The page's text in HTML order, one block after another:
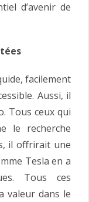
d’avenir de
facilement
Aussi, il
Tous ceux qui
le recherche
il offrirait une
Tesla en a
Tous ces
valeur dans le